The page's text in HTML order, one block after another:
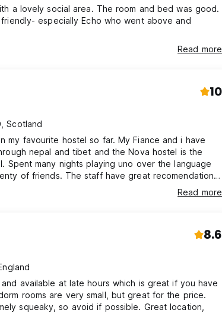
a lovely social area. The room and bed was good.
especially Echo who went above and
Read more
10
Scotland
my favourite hostel so far. My Fiance and i have
nepal and tibet and the Nova hostel is the
Spent many nights playing uno over the language
have great recomendations
to play Mahjong there it was great just chat to
Read more
8.6
available at late hours which is great if you have
rooms are very small, but great for the price.
squeaky, so avoid if possible. Great location,